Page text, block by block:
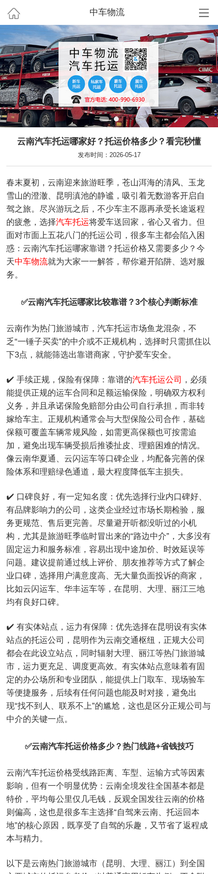
中车物流
云南汽车托运哪家好？托运价格多少？看完秒懂
发布时间：2026-05-17
春末夏初，云南迎来旅游旺季，苍山洱海的清风、玉龙
雪山的澄澈、昆明滇池的静谧，吸引着无数游客开启自
驾之旅。尽兴游玩之后，不少车主不愿再承受长途返程
的疲惫，选择汽车托运将爱车送回家，省心又省力。但
面对市面上五花八门的托运公司，很多车主都会陷入困
惑：云南汽车托运哪家靠谱？托运价格又需要多少？今
天中车物流就为大家一一解答，帮你避开陷阱、选对服
务。
✅云南汽车托运哪家比较靠谱？3个核心判断标准
云南作为热门旅游城市，汽车托运市场鱼龙混杂，不
乏“一锤子买卖”的中介或不正规机构，选择时只需抓住以
下3点，就能筛选出靠谱商家，守护爱车安全。
✔️ 手续正规，保险有保障：靠谱的汽车托运公司 ，必须
能提供正规的运车合同和足额运输保险，明确双方权利
义务，并且承诺保险免赔部分由公司自行承担，而非转
嫁给车主。正规机构通常会与大型保险公司合作，基础
保额可覆盖车辆常规风险，如需更高保额也可按需追
加，避免出现车辆受损后推诿扯皮、理赔困难的情况。
像云南华夏通、云闪运车等口碑企业，均配备完善的保
险体系和理赔绿色通道，最大程度降低车主损失。
✔️ 口碑良好，有一定知名度：优先选择行业内口碑好、
有品牌影响力的公司，这类企业经过市场长期检验，服
务更规范、售后更完善。尽量避开听都没听过的小机
构，尤其是旅游旺季临时冒出来的“路边中介”，大多没有
固定运力和服务标准，容易出现中途加价、时效延误等
问题。建议提前通过线上评价、朋友推荐等方式了解企
业口碑，选择用户满意度高、无大量负面投诉的商家，
比如云闪运车、华丰运车等，在昆明、大理、丽江三地
均有良好口碑。
✔️ 有实体站点，运力有保障：优先选择在昆明设有实体
站点的托运公司，昆明作为云南交通枢纽，正规大公司
都会在此设立站点，同时辐射大理、丽江等热门旅游城
市，运力更充足、调度更高效。有实体站点意味着有固
定的办公场所和专业团队，能提供上门取车、现场验车
等便捷服务，后续有任何问题也能及时对接，避免出
现“找不到人、联系不上”的尴尬，这也是区分正规公司与
中介的关键一点。
✅云南汽车托运价格多少？热门线路+省钱技巧
云南汽车托运价格受线路距离、车型、运输方式等因素
影响，但有一个明显优势：云南全境发往全国基本都是
特价，平均每公里仅几毛钱，反观全国发往云南的价格
则偏高，这也是很多车主选择“自驾来云南、托运回本
地”的核心原因，既享受了自驾的乐趣，又节省了返程成
本与精力。
以下是云南热门旅游城市（昆明、大理、丽江）到全国